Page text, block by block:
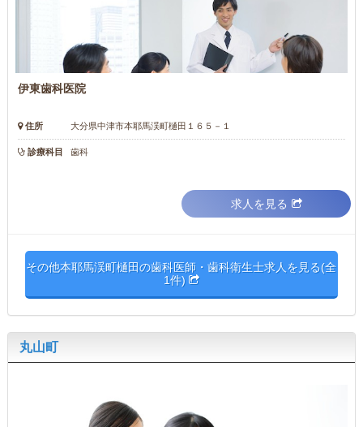
伊東歯科医院
住所 大分県中津市本耶馬渓町樋田１６５－１
診療科目 歯科
求人を見る
その他本耶馬渓町樋田の歯科医師・歯科衛生士求人を見る(全
1件)
丸山町